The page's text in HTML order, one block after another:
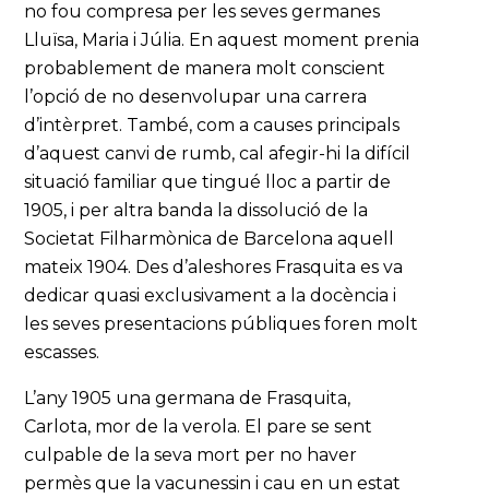
no fou compresa per les seves germanes
Lluïsa, Maria i Júlia. En aquest moment prenia
probablement de manera molt conscient
l’opció de no desenvolupar una carrera
d’intèrpret. També, com a causes principals
d’aquest canvi de rumb, cal afegir-hi la difícil
situació familiar que tingué lloc a partir de
1905, i per altra banda la dissolució de la
Societat Filharmònica de Barcelona aquell
mateix 1904. Des d’aleshores Frasquita es va
dedicar quasi exclusivament a la docència i
les seves presentacions públiques foren molt
escasses.
L’any 1905 una germana de Frasquita,
Carlota, mor de la verola. El pare se sent
culpable de la seva mort per no haver
permès que la vacunessin i cau en un estat